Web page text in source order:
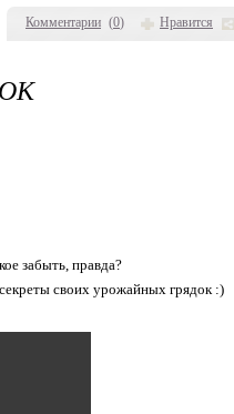
Комментарии (0) Нравится
забыть, правда?
своих урожайных грядок :)